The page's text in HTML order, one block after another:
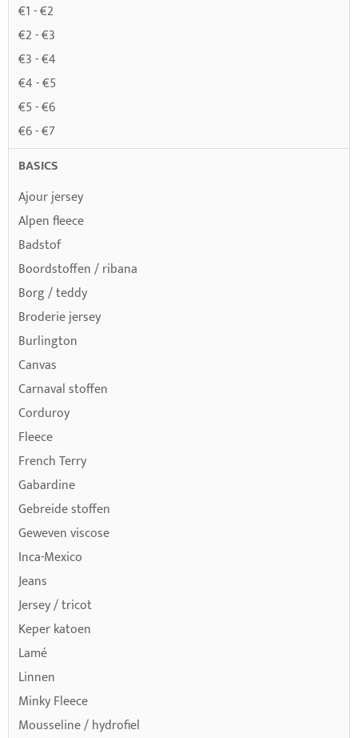
€1 - €2
€2 - €3
€3 - €4
€4 - €5
€5 - €6
€6 - €7
BASICS
Ajour jersey
Alpen fleece
Badstof
Boordstoffen / ribana
Borg / teddy
Broderie jersey
Burlington
Canvas
Carnaval stoffen
Corduroy
Fleece
French Terry
Gabardine
Gebreide stoffen
Geweven viscose
Inca-Mexico
Jeans
Jersey / tricot
Keper katoen
Lamé
Linnen
Minky Fleece
Mousseline / hydrofiel